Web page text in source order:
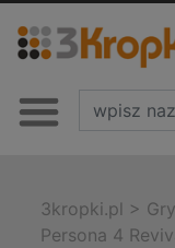
3kropki.pl > Gry
Persona 4